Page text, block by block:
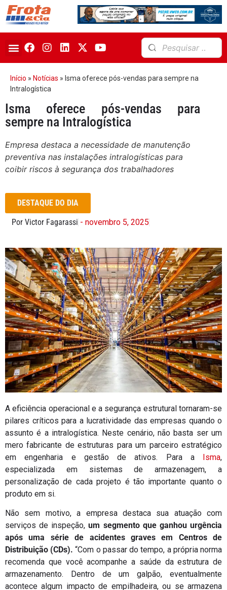
Início » Notícias » Isma oferece pós-vendas para sempre na
Intralogística
Isma oferece pós-vendas para
sempre na Intralogística
Empresa destaca a necessidade de manutenção
preventiva nas instalações intralogísticas para
coibir riscos à segurança dos trabalhadores
DESTAQUE DO DIA
Por Victor Fagarassi - novembro 5, 2025
A eficiência operacional e a segurança estrutural tornaram-se
pilares críticos para a lucratividade das empresas quando o
assunto é a intralogística. Neste cenário, não basta ser um
mero fabricante de estruturas para um parceiro estratégico
em engenharia e gestão de ativos. Para a Isma,
especializada em sistemas de armazenagem, a
personalização de cada projeto é tão importante quanto o
produto em si.
Não sem motivo, a empresa destaca sua atuação com
serviços de inspeção,um segmento que ganhou urgência
após uma série de acidentes graves em Centros de
Distribuição (CDs). “Com o passar do tempo, a própria norma
recomenda que você acompanhe a saúde da estrutura de
armazenamento. Dentro de um galpão, eventualmente
acontece algum impacto de empilhadeira, ou se armazena